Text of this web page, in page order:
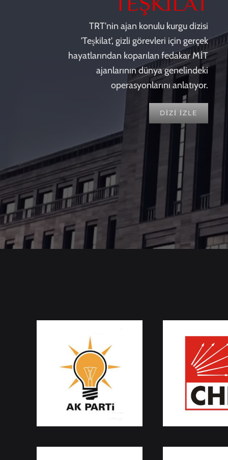
TRT'nin ajan konulu kurgu dizisi
'Teşkilat', gizli görevleri için gerçek
hayatlarından koparılan fedakar MİT
ajanlarının dünya genelindeki
operasyonlarını anlatıyor.
DİZİ İZLE